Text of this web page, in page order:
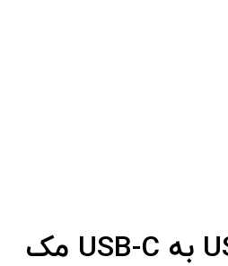
کابل تبدیل USB به USB-C مک